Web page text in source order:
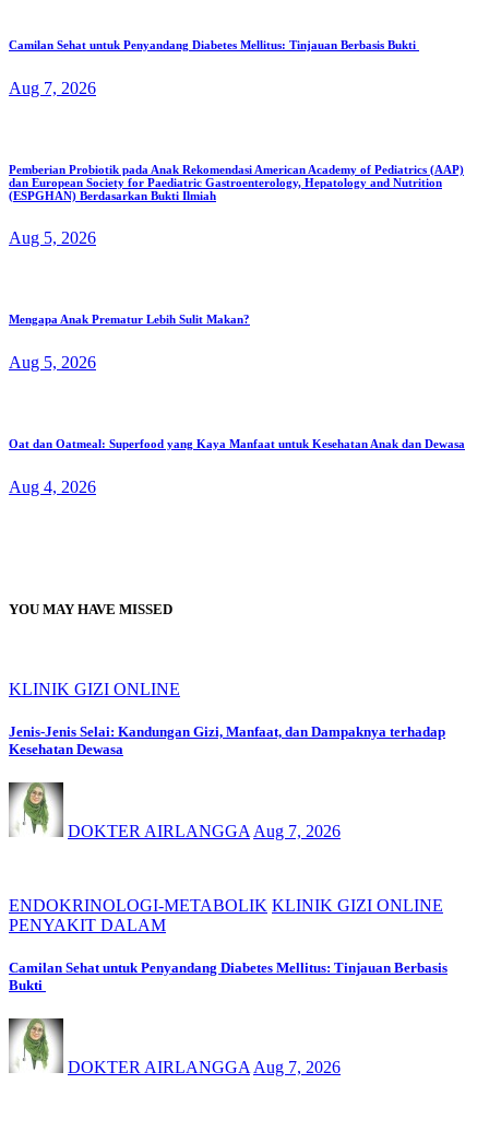
Camilan Sehat untuk Penyandang Diabetes Mellitus: Tinjauan Berbasis Bukti
Aug 7, 2026
Pemberian Probiotik pada Anak Rekomendasi American Academy of Pediatrics (AAP)
dan European Society for Paediatric Gastroenterology, Hepatology and Nutrition
(ESPGHAN) Berdasarkan Bukti Ilmiah
Aug 5, 2026
Mengapa Anak Prematur Lebih Sulit Makan?
Aug 5, 2026
Oat dan Oatmeal: Superfood yang Kaya Manfaat untuk Kesehatan Anak dan Dewasa
Aug 4, 2026
YOU MAY HAVE MISSED
KLINIK GIZI ONLINE
Jenis-Jenis Selai: Kandungan Gizi, Manfaat, dan Dampaknya terhadap
Kesehatan Dewasa
DOKTER AIRLANGGA Aug 7, 2026
ENDOKRINOLOGI-METABOLIK KLINIK GIZI ONLINE
PENYAKIT DALAM
Camilan Sehat untuk Penyandang Diabetes Mellitus: Tinjauan Berbasis
Bukti
DOKTER AIRLANGGA Aug 7, 2026